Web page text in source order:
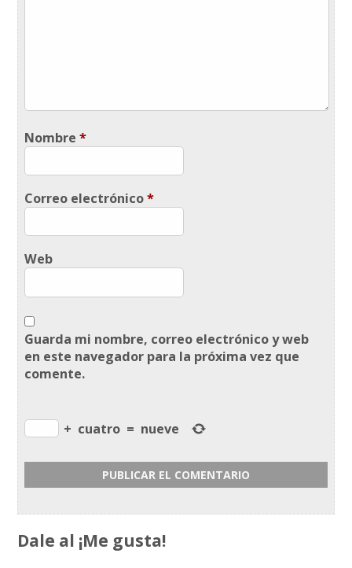
Nombre*
Correo electrónico*
Web
Guarda mi nombre, correo electrónico y web
en este navegador para la próxima vez que
comente.
+ cuatro = nueve
Dale al ¡Me gusta!